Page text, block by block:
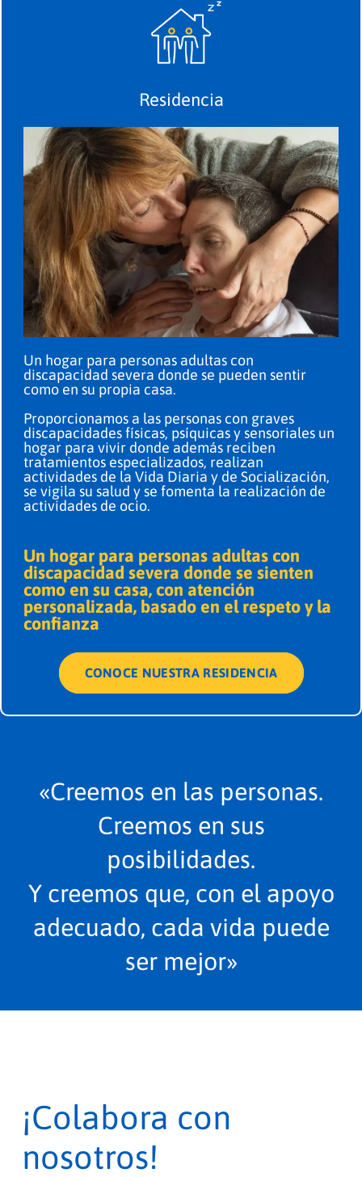
Residencia
Un hogar para personas adultas con
discapacidad severa donde se pueden sentir
como en su propia casa.
Proporcionamos a las personas con graves
discapacidades físicas, psíquicas y sensoriales un
hogar para vivir donde además reciben
tratamientos especializados, realizan
actividades de la Vida Diaria y de Socialización,
se vigila su salud y se fomenta la realización de
actividades de ocio.
Un hogar para personas adultas con
discapacidad severa donde se sienten
como en su casa, con atención
personalizada, basado en el respeto y la
confianza
CONOCE NUESTRA RESIDENCIA
«Creemos en las personas.
Creemos en sus
posibilidades.
Y creemos que, con el apoyo
adecuado, cada vida puede
ser mejor»
¡Colabora con
nosotros!